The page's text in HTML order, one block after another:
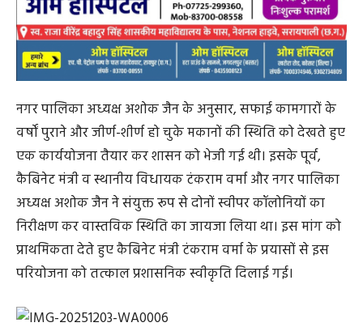
नगर पालिका अध्यक्ष अशोक जैन के अनुसार, सफाई कामगारों के
वर्षों पुराने और जीर्ण-शीर्ण हो चुके मकानों की स्थिति को देखते हुए
एक कार्ययोजना तैयार कर शासन को भेजी गई थी। इसके पूर्व,
कैबिनेट मंत्री व स्थानीय विधायक टंकराम वर्मा और नगर पालिका
अध्यक्ष अशोक जैन ने संयुक्त रूप से दोनों स्वीपर कॉलोनियों का
निरीक्षण कर वास्तविक स्थिति का जायजा लिया था। इस मांग को
प्राथमिकता देते हुए कैबिनेट मंत्री टंकराम वर्मा के प्रयासों से इस
परियोजना को तत्काल प्रशासनिक स्वीकृति दिलाई गई।